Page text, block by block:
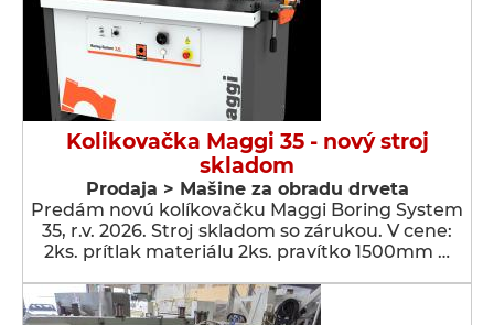
Kolikovačka Maggi 35 - nový stroj
skladom
Prodaja > Мašine za obradu drveta
Predám novú kolíkovačku Maggi Boring System
35, r.v. 2026. Stroj skladom so zárukou. V cene:
2ks. prítlak materiálu 2ks. pravítko 1500mm …